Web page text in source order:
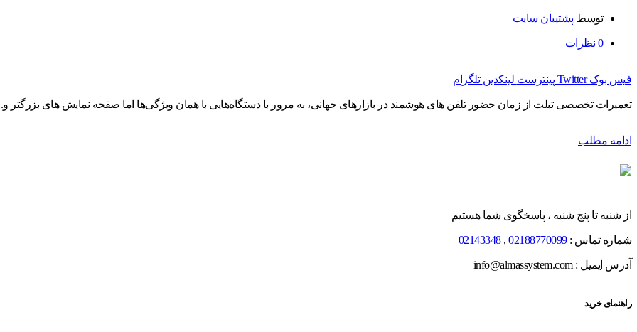
توسط پشتیبان سایت
0 نظرات
فیس بوک Twitter پینترست لینکدین تلگرام
تعمیرات تخصصی تبلت از زمان حضور تلفن های هوشمند در بازارهای جهانی، به مرور با دستگاه‌هایی با همان ویژگی‌ها اما صفحه نمایش های بزرگتر
ادامه مطلب
از شنبه تا پنج شنبه ، پاسخگوی شما هستیم
شماره تماس :02188770099
,
02143348
آدرس ایمیل : info@almassystem.com
راهنمای خرید